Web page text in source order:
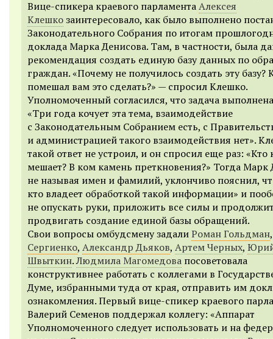
Вице-спикера краевого парламентаАлексея
Клешкозаинтересовало, как было выполнено
Законодательного Собрания по итогам
доклада Марка Денисова. Там, в частности, была
рекомендация создать единую базу данных по
граждан. «Почему не получилось создать эту базу?
помешал вам это сделать?» — спросил Клешко.
Уполномоченный согласился, что задача
«Три года кочует эта тема, взаимодействие
с Законодательным Собранием есть, с
и администрацией такого взаимодействия нет».
такой ответ не устроил, и он спросил еще раз: «Кто
мешает? В ком камень преткновения?» Тогда Марк
не называя имен и фамилий, уклончиво пояснил,
кто владеет обработкой такой информации» и
не опускать руки, приложить все силы и
продвигать создание единой базы обращений.
Свои вопросы омбудсмену задалиРоман Гольдман
Сергиенко, Александр Дьяков, Артем Черных,
Швыткин.Людмила Магомедова посоветовала
конструктивнее работать с коллегами в
Думе, избранными туда от края, отправить им
ознакомления. Первый вице-спикер краевого
Валерий Семенов поддержал коллегу: «Аппарат
Уполномоченного следует использовать и на